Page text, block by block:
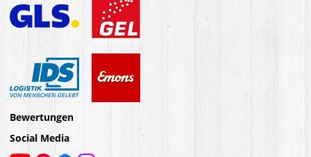
Bewertungen
Social Media